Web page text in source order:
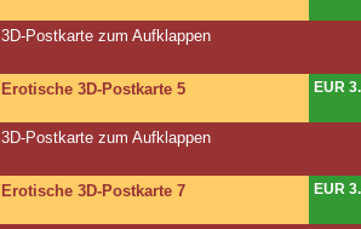
3D-Postkarte zum Aufklappen
Erotische 3D-Postkarte 5 EUR
3D-Postkarte zum Aufklappen
Erotische 3D-Postkarte 7 EUR